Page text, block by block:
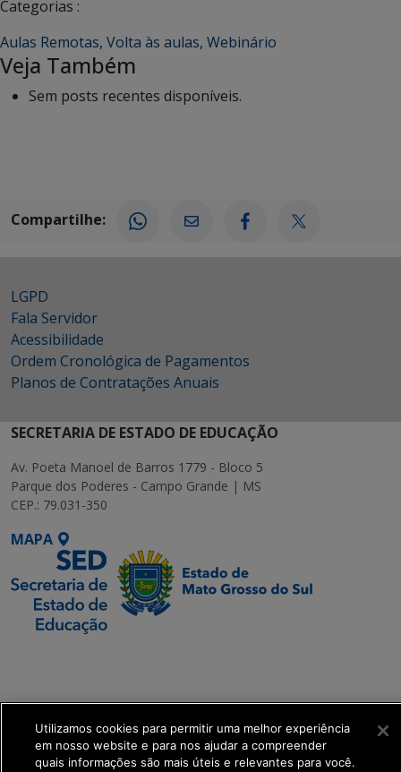
Categorias :
Aulas Remotas, Volta às aulas, Webinário
Veja Também
Sem posts recentes disponíveis.
Compartilhe:
LGPD
Fala Servidor
Acessibilidade
Ordem Cronológica de Pagamentos
Planos de Contratações Anuais
SECRETARIA DE ESTADO DE EDUCAÇÃO
Av. Poeta Manoel de Barros 1779 - Bloco 5
Parque dos Poderes - Campo Grande | MS
CEP.: 79.031-350
MAPA
Transformação Digital
get_footer();
Utilizamos cookies para permitir uma melhor experiência
em nosso website e para nos ajudar a compreender
quais informações são mais úteis e relevantes para você.